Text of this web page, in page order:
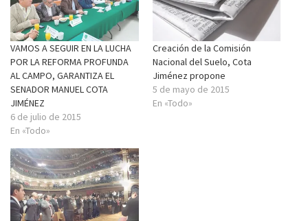
VAMOS A SEGUIR EN LA LUCHA
POR LA REFORMA PROFUNDA
AL CAMPO, GARANTIZA EL
SENADOR MANUEL COTA
JIMÉNEZ
6 de julio de 2015
En «Todo»
Creación de la Comisión
Nacional del Suelo, Cota
Jiménez propone
5 de mayo de 2015
En «Todo»